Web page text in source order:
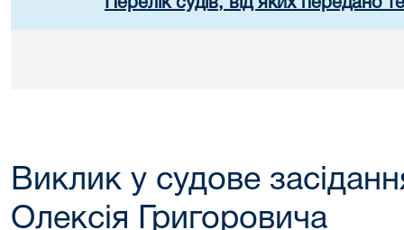
Перелік судів, від яких передано
Виклик у судове
Олексія Григоровича